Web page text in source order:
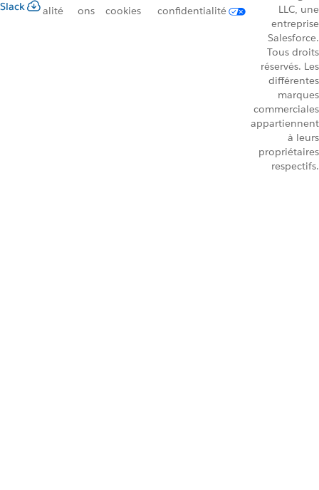
Slack
alité
ons
cookies
confidentialité
LLC, une
entreprise
Salesforce.
Tous droits
réservés. Les
différentes
marques
commerciales
appartiennent
à leurs
propriétaires
respectifs.